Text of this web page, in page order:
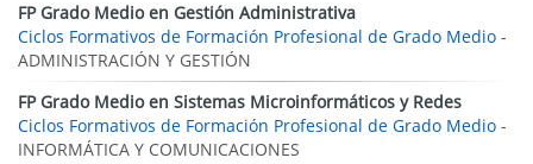
FP Grado Medio en Gestión Administrativa
Ciclos Formativos de Formación Profesional de Grado Medio -
ADMINISTRACIÓN Y GESTIÓN
FP Grado Medio en Sistemas Microinformáticos y Redes
Ciclos Formativos de Formación Profesional de Grado Medio -
INFORMÁTICA Y COMUNICACIONES